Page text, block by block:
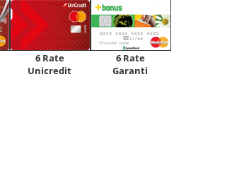
6 Rate
Unicredit
6 Rate
Garanti